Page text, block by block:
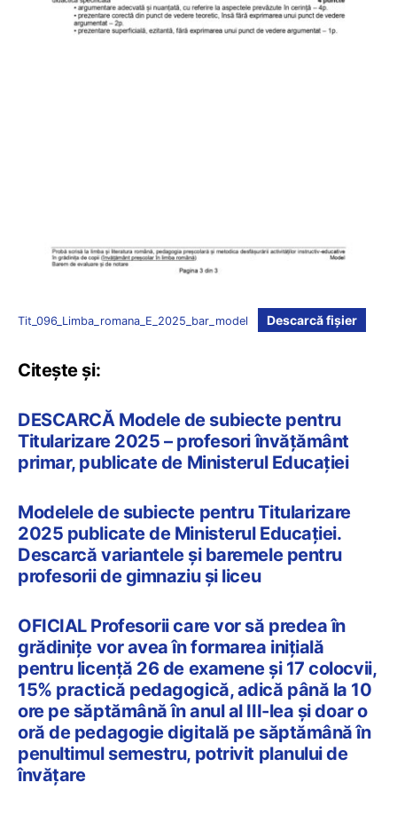
Tit_096_Limba_romana_E_2025_bar_model Descarcă fișier
Citește și:
DESCARCĂ Modele de subiecte pentru
Titularizare 2025 – profesori învățământ
primar, publicate de Ministerul Educației
Modelele de subiecte pentru Titularizare
2025 publicate de Ministerul Educației.
Descarcă variantele și baremele pentru
profesorii de gimnaziu și liceu
OFICIAL Profesorii care vor să predea în
grădinițe vor avea în formarea inițială
pentru licență 26 de examene și 17 colocvii,
15% practică pedagogică, adică până la 10
ore pe săptămână în anul al III-lea și doar o
oră de pedagogie digitală pe săptămână în
penultimul semestru, potrivit planului de
învățare